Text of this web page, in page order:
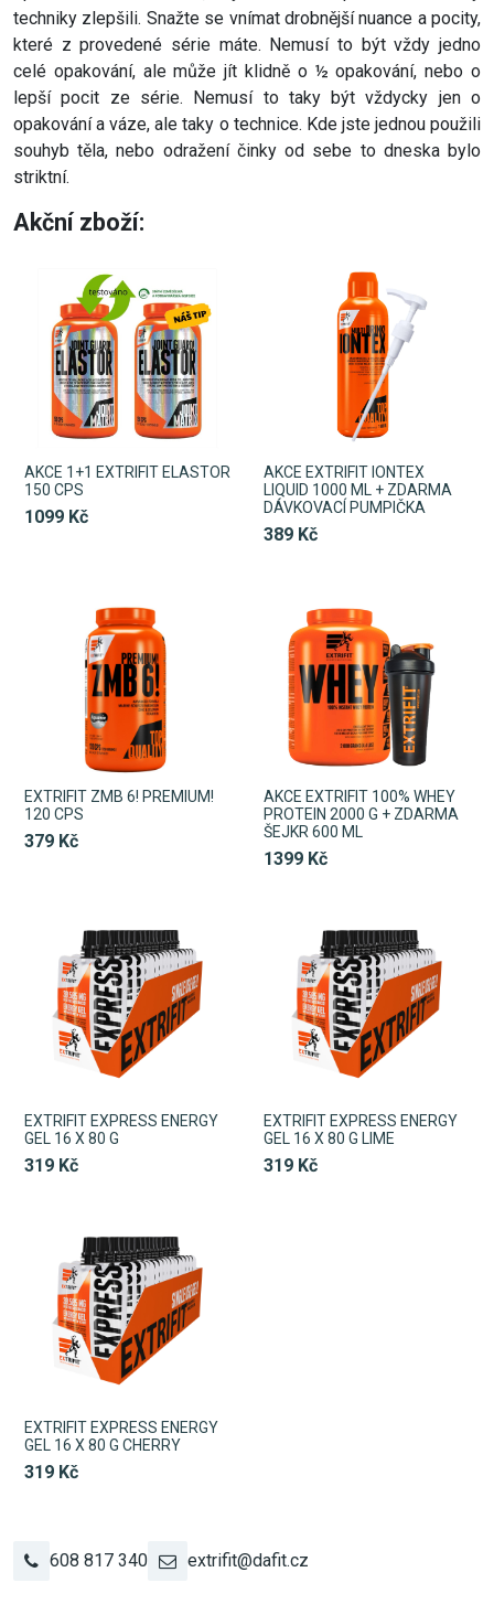
techniky zlepšili. Snažte se vnímat drobnější nuance a pocity,
které z provedené série máte. Nemusí to být vždy jedno
celé opakování, ale může jít klidně o ½ opakování, nebo o
lepší pocit ze série. Nemusí to taky být vždycky jen o
opakování a váze, ale taky o technice. Kde jste jednou použili
souhyb těla, nebo odražení činky od sebe to dneska bylo
striktní.
Akční zboží:
AKCE 1+1 EXTRIFIT ELASTOR
150 CPS
1099 Kč
AKCE EXTRIFIT IONTEX
LIQUID 1000 ML + ZDARMA
DÁVKOVACÍ PUMPIČKA
389 Kč
EXTRIFIT ZMB 6! PREMIUM!
120 CPS
379 Kč
AKCE EXTRIFIT 100% WHEY
PROTEIN 2000 G + ZDARMA
ŠEJKR 600 ML
1399 Kč
EXTRIFIT EXPRESS ENERGY
GEL 16 X 80 G
319 Kč
EXTRIFIT EXPRESS ENERGY
GEL 16 X 80 G LIME
319 Kč
EXTRIFIT EXPRESS ENERGY
GEL 16 X 80 G CHERRY
319 Kč
608 817 340 extrifit@dafit.cz